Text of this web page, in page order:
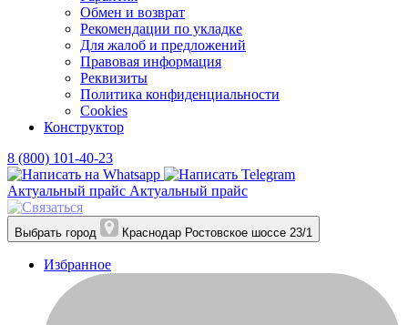
Обмен и возврат
Рекомендации по укладке
Для жалоб и предложений
Правовая информация
Реквизиты
Политика конфиденциальности
Cookies
Конструктор
8 (800) 101-40-23
Актуальный прайс Актуальный прайс
Выбрать город Краснодар Ростовское шоссе 23/1
Избранное